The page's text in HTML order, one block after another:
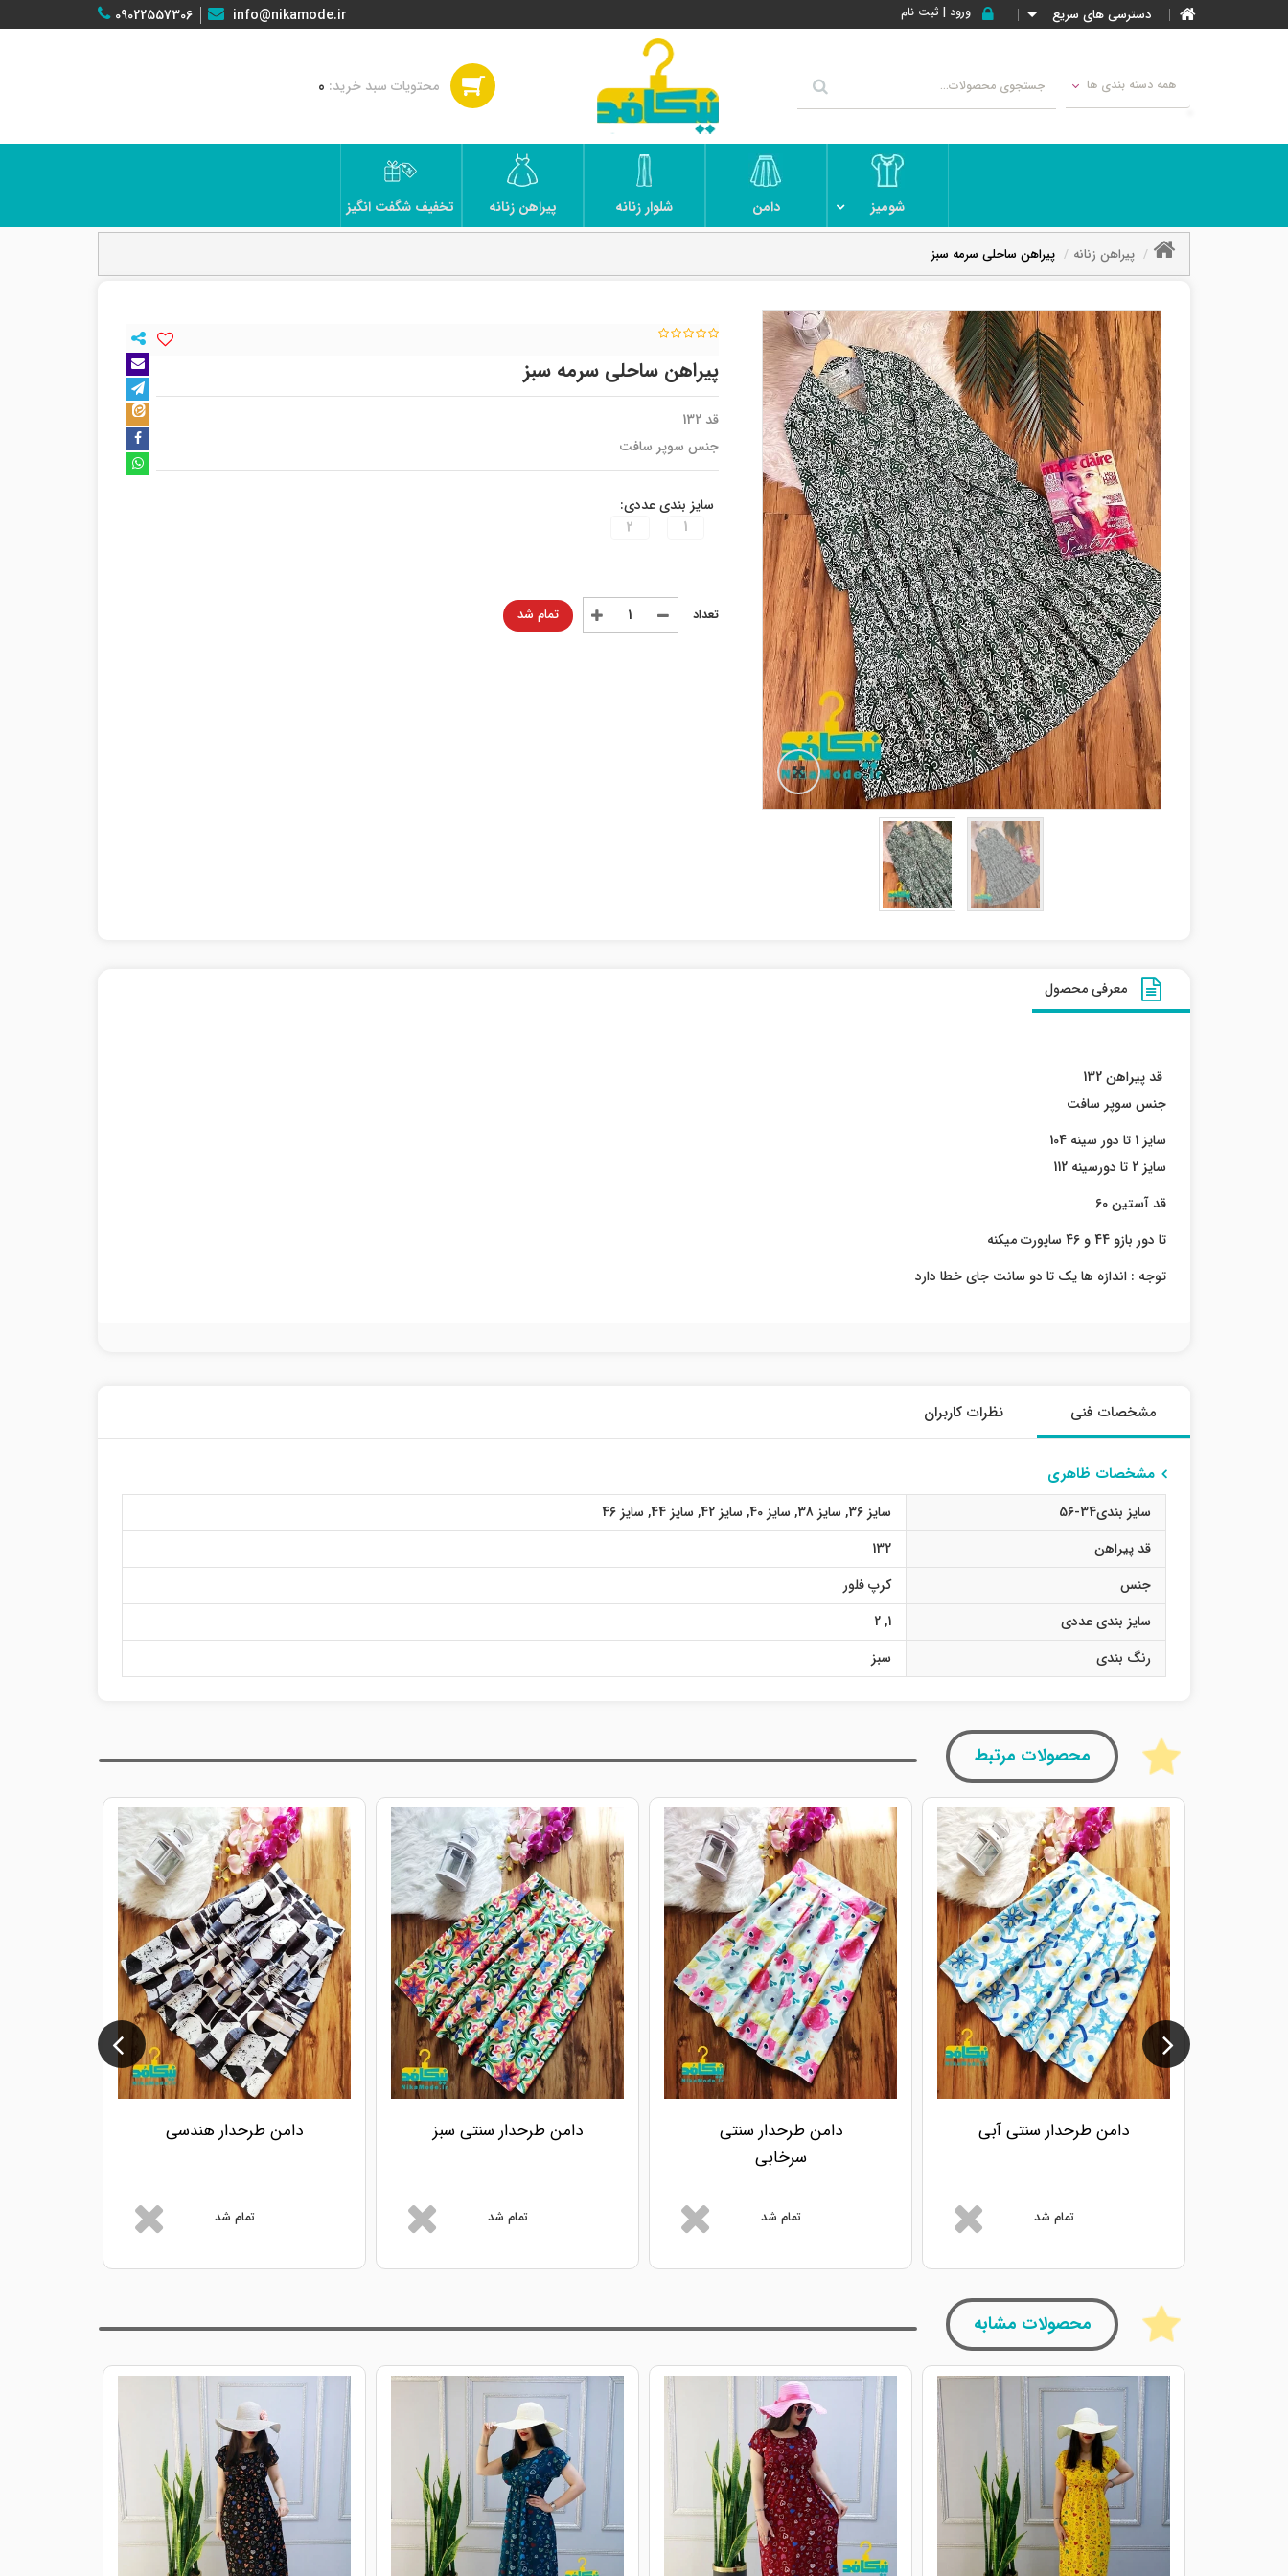
دسترسی های سریع ورود | ثبت نام 09022557306 info@nikamode.ir
همه دسته بندی ها 0
شومیز دامن شلوار زنانه پیراهن زنانه تخفیف شگفت انگیز
پیراهن زنانه پیراهن ساحلی سرمه سبز
پیراهن ساحلی سرمه سبز
قد 132
جنس سوپر سافت
سایز بندی عددی:
1
2
تمام شد
معرفی محصول
قد پیراهن 132
جنس سوپر سافت
سایز 1 تا دور سینه 104
سایز 2 تا دورسینه 112
قد آستین 60
تا دور بازو 44 و 46 ساپورت میکنه
توجه : اندازه ها یک تا دو سانت جای خطا دارد
مشخصات فنی نظرات کاربران
مشخصات ظاهری
سایز بندی34-56 سایز 36 , سایز 38 , سایز 40 , سایز 42 , سایز 44 , سایز 46
قد پیراهن
132
جنس
کرپ فلور
سایز بندی عددی
1
,
2
رنگ بندی
سبز
محصولات مرتبط
دامن طرحدار سنتی آبی
تمام شد
دامن طرحدار سنتی
سرخابی
تمام شد
دامن طرحدار سنتی سبز
تمام شد
دامن طرحدار هندسی
تمام شد
محصولات مشابه